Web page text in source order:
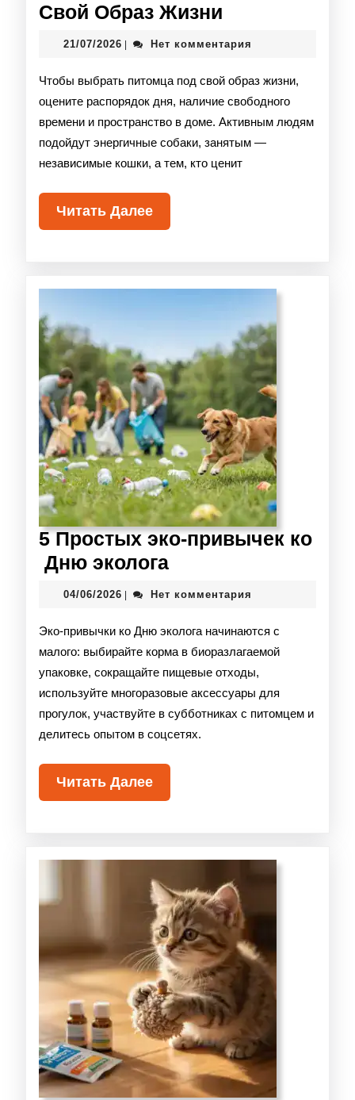
Свой Образ Жизни
21/07/2026 Нет комментария
Чтобы выбрать питомца под свой образ жизни,
оцените распорядок дня, наличие свободного
времени и пространство в доме. Активным людям
подойдут энергичные собаки, занятым —
независимые кошки, а тем, кто ценит
Читать Далее
5 Простых эко‑привычек ко
Дню эколога
04/06/2026 Нет комментария
Эко‑привычки ко Дню эколога начинаются с
малого: выбирайте корма в биоразлагаемой
упаковке, сокращайте пищевые отходы,
используйте многоразовые аксессуары для
прогулок, участвуйте в субботниках с питомцем и
делитесь опытом в соцсетях.
Читать Далее